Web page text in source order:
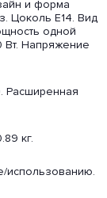
и форма
Цоколь E14. Вид
одной
Вт. Напряжение
Расширенная
кг.
использованию.